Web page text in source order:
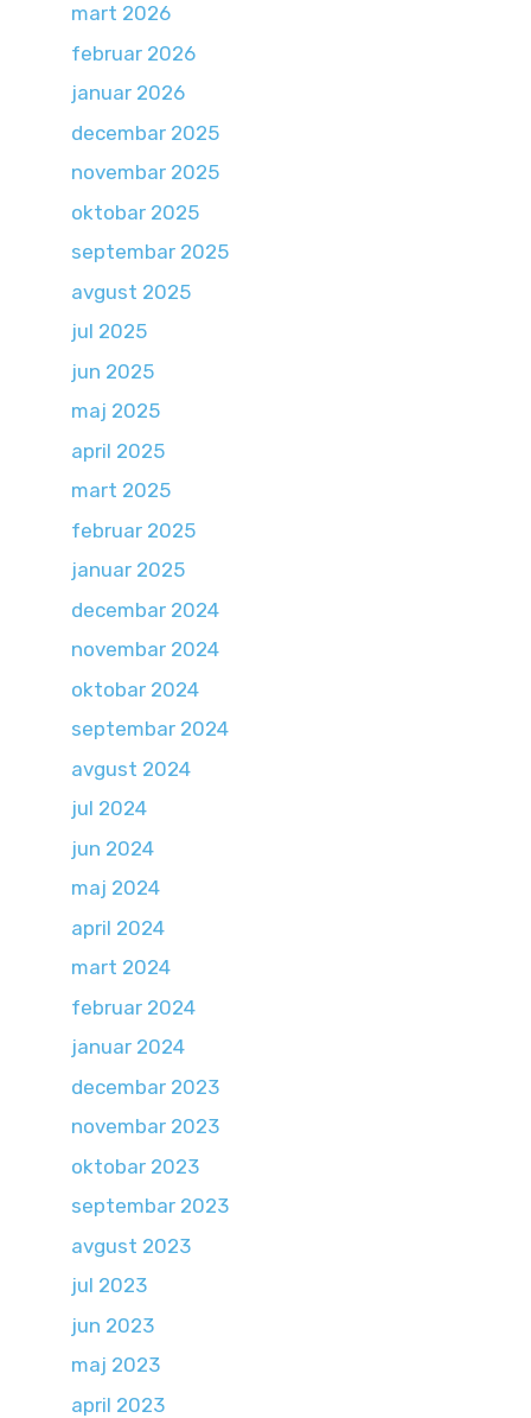
mart 2026
februar 2026
januar 2026
decembar 2025
novembar 2025
oktobar 2025
septembar 2025
avgust 2025
jul 2025
jun 2025
maj 2025
april 2025
mart 2025
februar 2025
januar 2025
decembar 2024
novembar 2024
oktobar 2024
septembar 2024
avgust 2024
jul 2024
jun 2024
maj 2024
april 2024
mart 2024
februar 2024
januar 2024
decembar 2023
novembar 2023
oktobar 2023
septembar 2023
avgust 2023
jul 2023
jun 2023
maj 2023
april 2023